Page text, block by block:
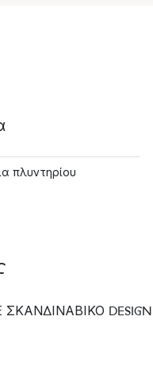
πλυντηρίου
DESIGN